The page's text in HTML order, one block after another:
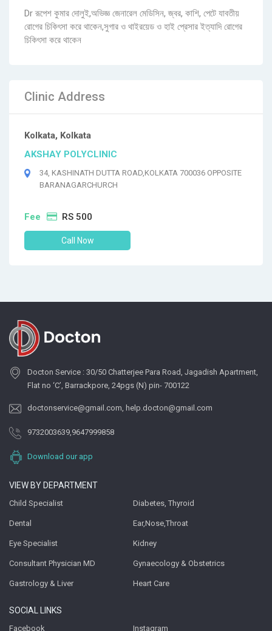
Dr রূপেশ কুমার দোলুই,অভিজ্ঞ জেনারেল মেডিসিন, জ্বর, কাশি, পেটে যাবতীয়
রোগের চিকিৎসা করে থাকেন,সুগার ও থাইরয়েড ও হাই প্রেসার ইত্যাদি রোগের
চিকিৎসা করে থাকেন
Clinic Address
Kolkata, Kolkata
AKSHAY POLYCLINIC
34, KASHINATH DUTTA ROAD,KOLKATA 700036 OPPOSITE
BARANAGARCHURCH
Fee RS 500
Call Now
Docton Service : 30/50 Chatterjee Para Road, Jagadish Apartment,
Flat no ‘C’, Barrackpore, 24pgs (N) pin- 700122
doctonservice@gmail.com, help.docton@gmail.com
9732003639,9647999858
Download our app
VIEW BY DEPARTMENT
Child Specialist Diabetes, Thyroid
Dental Ear,Nose,Throat
Eye Specialist Kidney
Consultant Physician MD Gynaecology & Obstetrics
Gastrology & Liver Heart Care
SOCIAL LINKS
Facebook Instagram